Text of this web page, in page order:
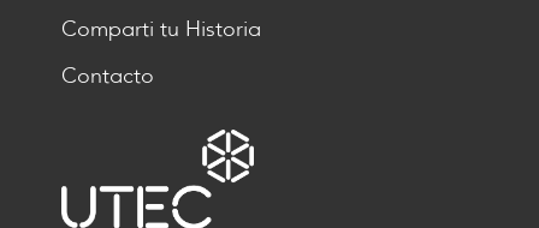
Comparti tu Historia
Contacto